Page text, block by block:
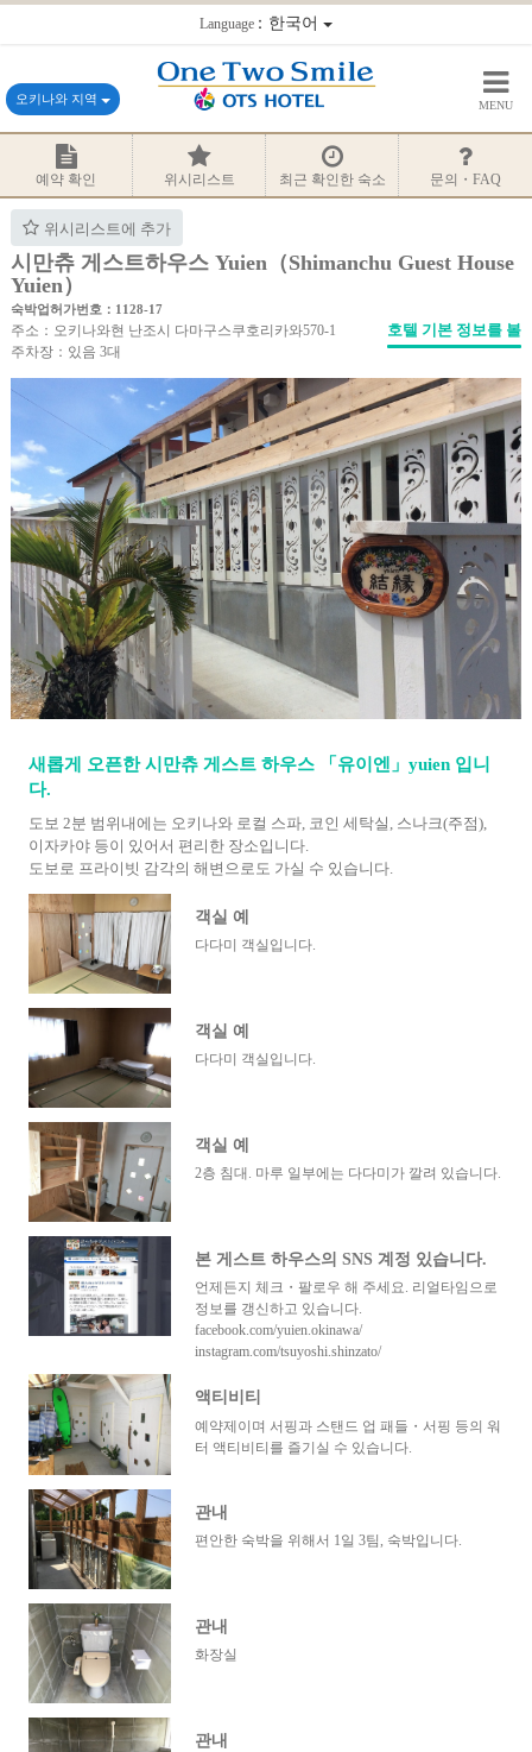
Language：한국어
오키나와 지역 MENU
예약 확인 위시리스트 최근 확인한 숙소 문의・FAQ
위시리스트에 추가
시만츄 게스트하우스 Yuien（Shimanchu Guest House
Yuien）
숙박업허가번호：1128-17
주소：오키나와현 난조시 다마구스쿠호리카와570-1
주차장：있음 3대
호텔 기본 정보를 볼
새롭게 오픈한 시만츄 게스트 하우스 「유이엔」yuien 입니
다.
도보 2분 범위내에는 오키나와 로컬 스파, 코인 세탁실, 스나크(주점),
이자카야 등이 있어서 편리한 장소입니다.
도보로 프라이빗 감각의 해변으로도 가실 수 있습니다.
객실 예
다다미 객실입니다.
객실 예
다다미 객실입니다.
객실 예
2층 침대. 마루 일부에는 다다미가 깔려 있습니다.
본 게스트 하우스의 SNS 계정 있습니다.
언제든지 체크・팔로우 해 주세요. 리얼타임으로
정보를 갱신하고 있습니다.
facebook.com/yuien.okinawa/
instagram.com/tsuyoshi.shinzato/
액티비티
예약제이며 서핑과 스탠드 업 패들・서핑 등의 워
터 액티비티를 즐기실 수 있습니다.
관내
편안한 숙박을 위해서 1일 3팀, 숙박입니다.
관내
화장실
관내